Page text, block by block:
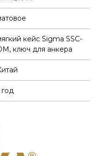
кейс Sigma SSC-
, ключ для анкера
год